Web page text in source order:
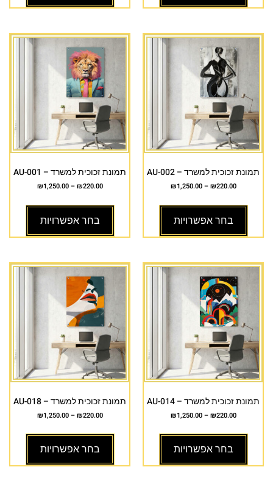
תמונת זכוכית למשרד – AU-002
₪220.00
–
₪1,250.00
בחר אפשרויות
תמונת זכוכית למשרד – AU-001
₪220.00
–
₪1,250.00
בחר אפשרויות
תמונת זכוכית למשרד – AU-014
₪220.00
–
₪1,250.00
בחר אפשרויות
תמונת זכוכית למשרד – AU-018
₪220.00
–
₪1,250.00
בחר אפשרויות